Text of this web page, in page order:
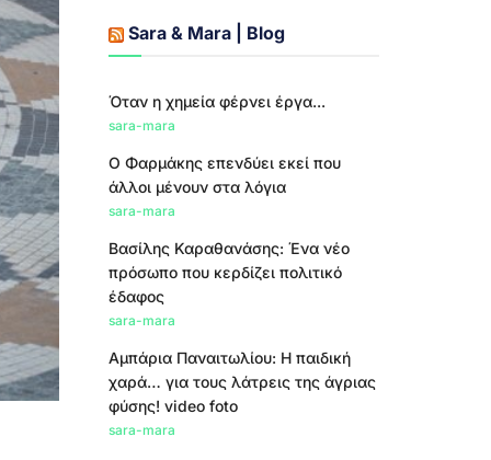
Sara & Mara | Blog
Όταν η χημεία φέρνει έργα...
sara-mara
Ο Φαρμάκης επενδύει εκεί που
άλλοι μένουν στα λόγια
sara-mara
Βασίλης Καραθανάσης: Ένα νέο
πρόσωπο που κερδίζει πολιτικό
έδαφος
sara-mara
Αμπάρια Παναιτωλίου: Η παιδική
χαρά… για τους λάτρεις της άγριας
φύσης! video foto
sara-mara